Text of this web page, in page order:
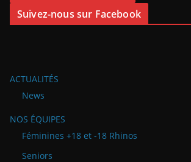
Suivez-nous sur Facebook
ACTUALITÉS
News
NOS ÉQUIPES
Féminines +18 et -18 Rhinos
Seniors